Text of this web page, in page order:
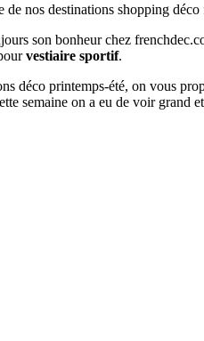
de nos destinations shopping
son bonheur chez
vestiaire sportif.
déco printemps-été, on vous
semaine on a eu de voir grand